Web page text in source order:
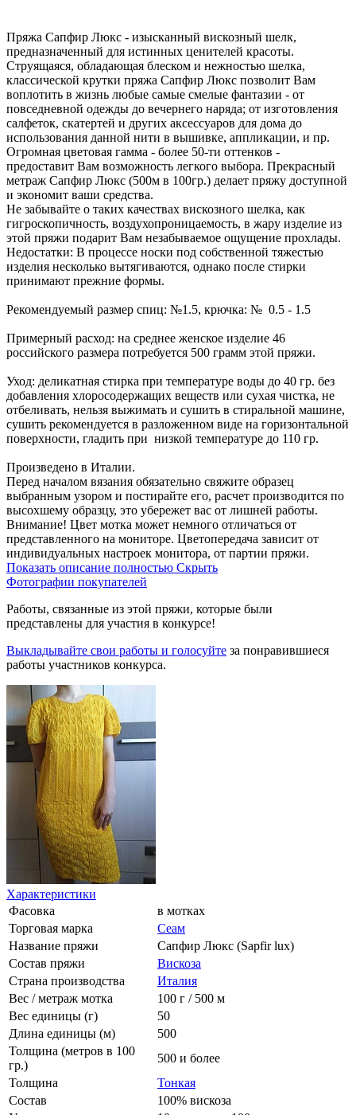
Пряжа Сапфир Люкс - изысканный вискозный шелк,
предназначенный для истинных ценителей красоты.
Струящаяся, обладающая блеском и нежностью шелка,
классической крутки пряжа Сапфир Люкс позволит Вам
воплотить в жизнь любые самые смелые фантазии - от
повседневной одежды до вечернего наряда; от изготовления
салфеток, скатертей и других аксессуаров для дома до
использования данной нити в вышивке, аппликации, и пр.
Огромная цветовая гамма - более 50-ти оттенков -
предоставит Вам возможность легкого выбора. Прекрасный
метраж Сапфир Люкс (500м в 100гр.) делает пряжу доступной
и экономит ваши средства.
Не забывайте о таких качествах вискозного шелка, как
гигроскопичность, воздухопроницаемость, в жару изделие из
этой пряжи подарит Вам незабываемое ощущение прохлады.
Недостатки: В процессе носки под собственной тяжестью
изделия несколько вытягиваются, однако после стирки
принимают прежние формы.
Рекомендуемый размер спиц: №1.5, крючка: № 0.5 - 1.5
Примерный расход: на среднее женское изделие 46
российского размера потребуется 500 грамм этой пряжи.
Уход: деликатная стирка при температуре воды до 40 гр. без
добавления хлоросодержащих веществ или сухая чистка, не
отбеливать, нельзя выжимать и сушить в стиральной машине,
сушить рекомендуется в разложенном виде на горизонтальной
поверхности, гладить при низкой температуре до 110 гр.
Произведено в Италии.
Перед началом вязания обязательно свяжите образец
выбранным узором и постирайте его, расчет производится по
высохшему образцу, это убережет вас от лишней работы.
Внимание! Цвет мотка может немного отличаться от
представленного на мониторе. Цветопередача зависит от
индивидуальных настроек монитора, от партии пряжи.
Показать описание полностью Скрыть
Фотографии покупателей
Работы, связанные из этой пряжи, которые были
представлены для участия в конкурсе!
Выкладывайте свои работы и голосуйте за понравившиеся
работы участников конкурса.
Характеристики
Фасовка
в мотках
Торговая марка
Сеам
Название пряжи
Сапфир Люкс (Sapfir lux)
Состав пряжи
Вискоза
Страна производства
Италия
Вес / метраж мотка
100 г / 500 м
Вес единицы (г)
50
Длина единицы (м)
500
Толщина (метров в 100
гр.)
500 и более
Толщина
Тонкая
Состав
100% вискоза